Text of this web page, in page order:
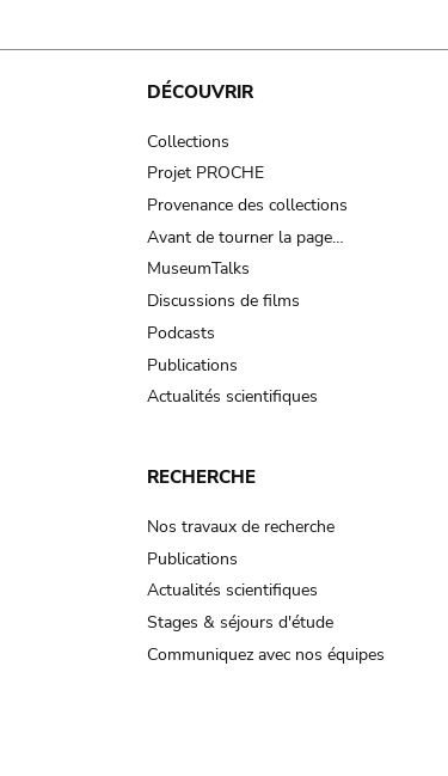
DÉCOUVRIR
Collections
Projet PROCHE
Provenance des collections
Avant de tourner la page…
MuseumTalks
Discussions de films
Podcasts
Publications
Actualités scientifiques
RECHERCHE
Nos travaux de recherche
Publications
Actualités scientifiques
Stages & séjours d'étude
Communiquez avec nos équipes